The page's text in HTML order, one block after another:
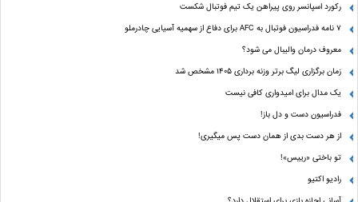
رکورد اسپانسر روی پیراهن یک تیم فوتبال شکست
۷ نامه فدراسیون فوتبال به AFC برای دفاع از سهمیه آسیایی چادرملو
معروف درمان والیبال می شود؟
زمان برگزاری لیگ برتر وزنه برداری ۱۴۰۵ مشخص شد
یک مدال برای امیدواری کافی نیست
فدراسیون دست‌ و دل باز!
از هر دست بدی از همان دست پس میگیری!
تو باختی «رییس»!
رادیو اکتیو